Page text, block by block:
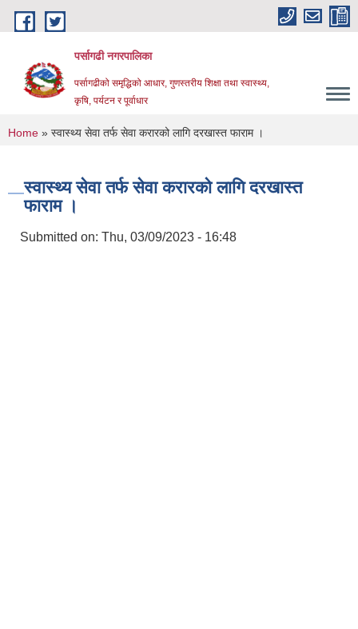
Skip to main content
पर्सागढी नगरपालिका
पर्सागढीको समृद्धिको आधार, गुणस्तरीय शिक्षा तथा स्वास्थ्य,
कृषि, पर्यटन र पूर्वाधार
You are here
Home » स्वास्थ्य सेवा तर्फ सेवा करारको लागि दरखास्त फाराम ।
स्वास्थ्य सेवा तर्फ सेवा करारको लागि दरखास्त
फाराम ।
Submitted on: Thu, 03/09/2023 - 16:48